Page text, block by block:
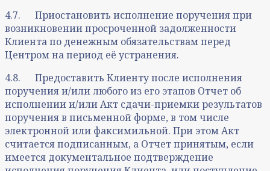
4.7. Приостановить исполнение поручения при
возникновении просроченной задолженности
Клиента по денежным обязательствам перед
Центром на период её устранения.
4.8. Предоставить Клиенту после исполнения
поручения и/или любого из его этапов Отчет об
исполнении и/или Акт сдачи-приемки результатов
поручения в письменной форме, в том числе
электронной или факсимильной. При этом Акт
считается подписанным, а Отчет принятым, если
имеется документальное подтверждение